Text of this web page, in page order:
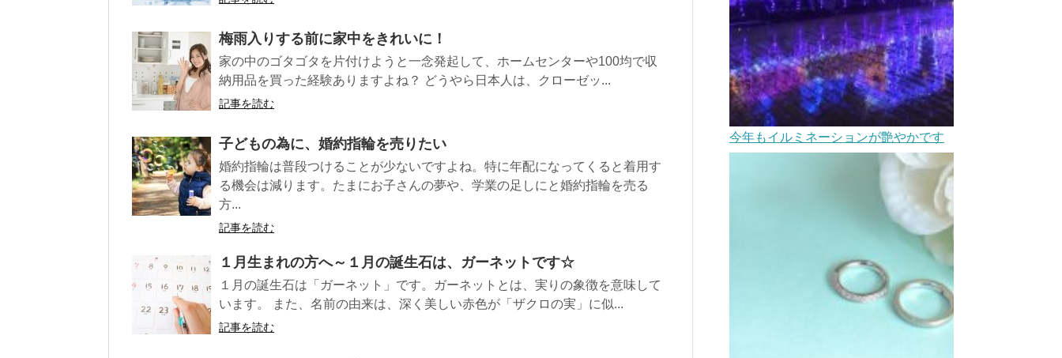
梅雨入りする前に家中をきれいに！
家の中のゴタゴタを片付けようと一念発起して、ホームセンターや100均で収
納用品を買った経験ありますよね？ どうやら日本人は、クローゼッ...
記事を読む
子どもの為に、婚約指輪を売りたい
婚約指輪は普段つけることが少ないですよね。特に年配になってくると着用す
る機会は減ります。たまにお子さんの夢や、学業の足しにと婚約指輪を売る
方...
記事を読む
１月生まれの方へ～１月の誕生石は、ガーネットです☆
１月の誕生石は「ガーネット」です。ガーネットとは、実りの象徴を意味して
います。 また、名前の由来は、深く美しい赤色が「ザクロの実」に似...
記事を読む
今年もイルミネーションが艶やかです